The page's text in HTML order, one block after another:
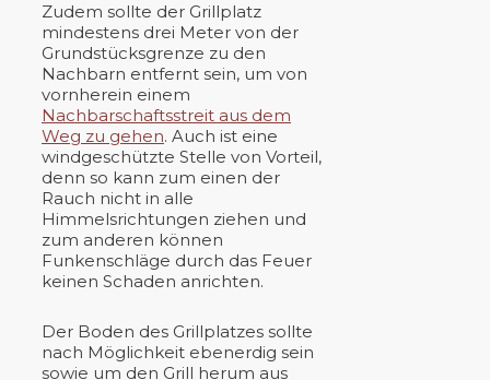
Zudem sollte der Grillplatz
mindestens drei Meter von der
Grundstücksgrenze zu den
Nachbarn entfernt sein, um von
vornherein einem
Nachbarschaftsstreit aus dem
Weg zu gehen. Auch ist eine
windgeschützte Stelle von Vorteil,
denn so kann zum einen der
Rauch nicht in alle
Himmelsrichtungen ziehen und
zum anderen können
Funkenschläge durch das Feuer
keinen Schaden anrichten.
Der Boden des Grillplatzes sollte
nach Möglichkeit ebenerdig sein
sowie um den Grill herum aus